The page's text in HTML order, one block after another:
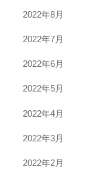
2022年8月
2022年7月
2022年6月
2022年5月
2022年4月
2022年3月
2022年2月